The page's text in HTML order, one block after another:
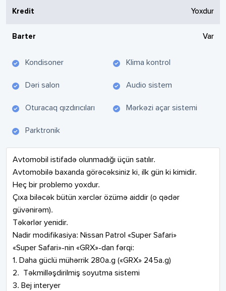
Kredit Yoxdur
Barter Var
Kondisoner Klima kontrol
Dəri salon Audio sistem
Oturacaq qızdırıcıları Mərkəzi açar sistemi
Parktronik
Avtomobil istifadə olunmadığı üçün satılır.
Avtomobilə baxanda görəcəksiniz ki, ilk gün ki kimidir.
Heç bir problemo yoxdur.
Çıxa biləcək bütün xərclər özümə aiddir (o qədər
güvənirəm).
Təkərlər yenidir.
Nadir modifikasiya: Nissan Patrol «Super Safari»
«Super Safari»-nin «GRX»-dan fərqi:
1. Daha güclü mühərrik 280a.g («GRX» 245a.g)
2. ⁠ Təkmilləşdirilmiş soyutma sistemi
3. Bej interyer